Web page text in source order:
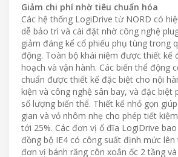
Giảm chi phí nhờ tiêu chuẩn hóa
Các hệ thống LogiDrive từ NORD có
dễ bảo trì và cài đặt nhờ công nghệ
giảm đáng kể cổ phiếu phụ tùng trong
động. Toàn bộ khái niệm được thiết kế
hoạch và vận hành. Các biến thể động
chuẩn được thiết kế đặc biệt cho nội
kiện và công nghệ sân bay, và đặc biệt
số lượng biến thể. Thiết kế nhỏ gọn
gian và vỏ nhôm nhẹ cho phép tiết
tới 25%. Các đơn vị ổ đĩa LogiDrive
đồng bộ IE4 có công suất định mức
đơn vị bánh răng côn xoắn ốc 2 tầng